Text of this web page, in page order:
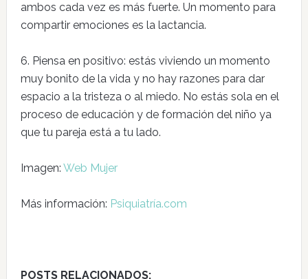
ambos cada vez es más fuerte. Un momento para
compartir emociones es la lactancia.
6. Piensa en positivo: estás viviendo un momento
muy bonito de la vida y no hay razones para dar
espacio a la tristeza o al miedo. No estás sola en el
proceso de educación y de formación del niño ya
que tu pareja está a tu lado.
Imagen: Web Mujer
Más información: Psiquiatría.com
POSTS RELACIONADOS: